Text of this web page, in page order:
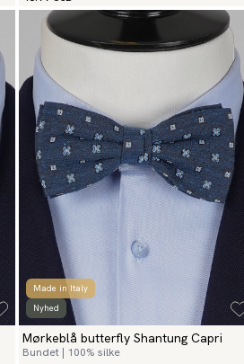
Made in Italy
Nyhed
Mørkeblå butterfly Shantung Capri
Bundet | 100% silke